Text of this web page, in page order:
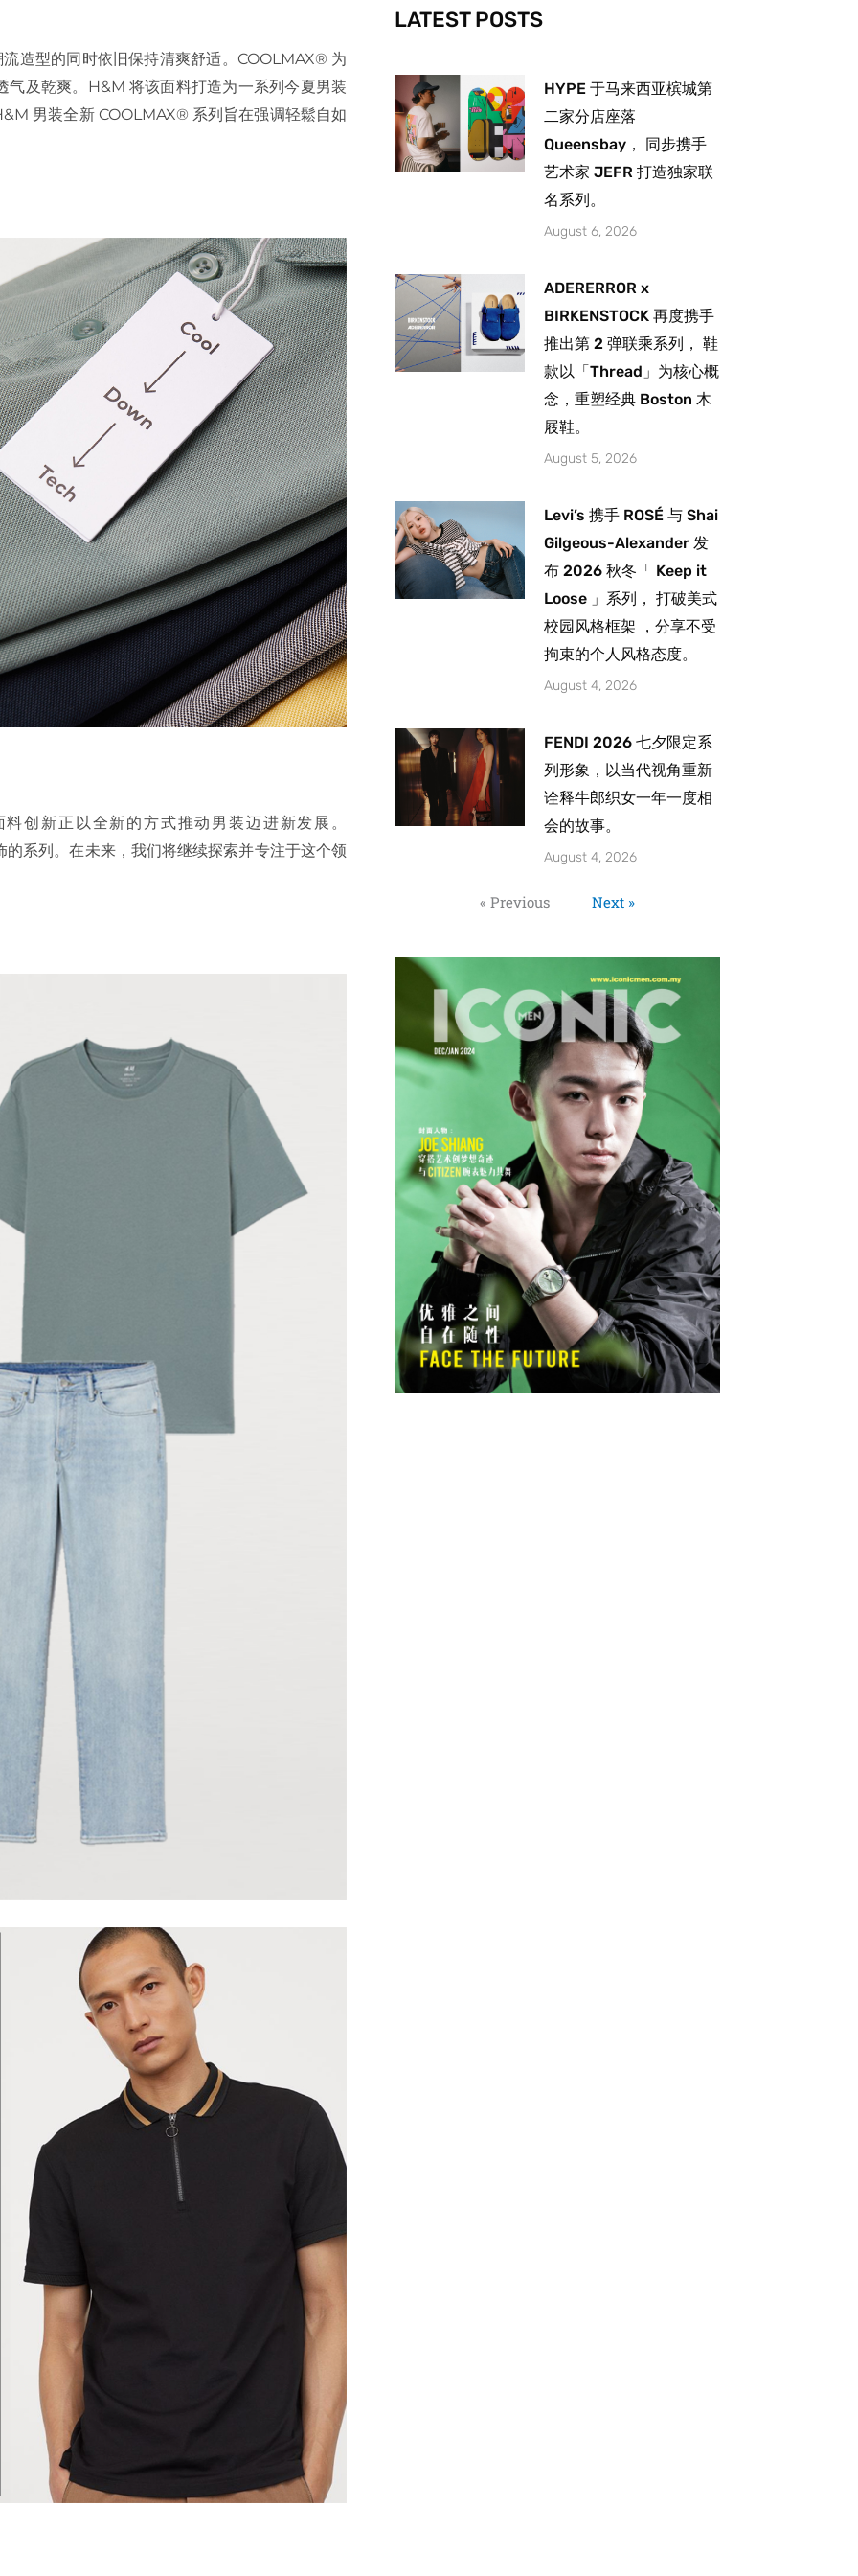
造型的同时依旧保持清爽舒适。COOLMAX® 为
及乾爽。H&M 将该面料打造为一系列今夏男装
男装全新 COOLMAX® 系列旨在强调轻鬆自如
创新正以全新的方式推动男装迈进新发展。
系列。在未来，我们将继续探索并专注于这个领
-
f
m
LATEST POSTS
HYPE 于马来西亚槟城第
二家分店座落
Queensbay， 同步携手
艺术家 JEFR 打造独家联
名系列。
August 6, 2026
ADERERROR x
BIRKENSTOCK 再度携手
推出第 2 弹联乘系列， 鞋
款以「Thread」为核心概
念，重塑经典 Boston 木
屐鞋。
August 5, 2026
Levi’s 携手 ROSÉ 与 Shai
Gilgeous-Alexander 发
布 2026 秋冬「 Keep it
Loose 」系列， 打破美式
校园风格框架 ，分享不受
拘束的个人风格态度。
August 4, 2026
FENDI 2026 七夕限定系
列形象，以当代视角重新
诠释牛郎织女一年一度相
会的故事。
August 4, 2026
« Previous Next »